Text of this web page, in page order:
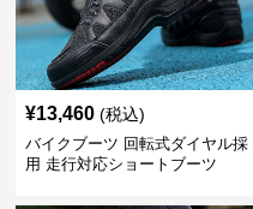
¥13,460 (税込)
バイクブーツ 回転式ダイヤル採
用 走行対応ショートブーツ